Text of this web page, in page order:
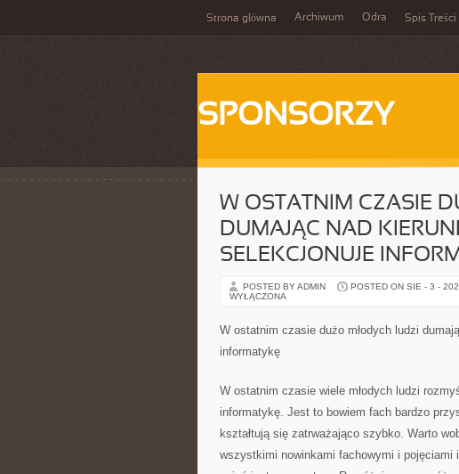
Strona główna Archiwum Odra Spis Treści
SPONSORZY
W OSTATNIM CZASIE
DUMAJĄC NAD
SELEKCJONUJE
POSTED BY ADMIN POSTED ON SIE - 3 -
WYŁĄCZONA
W ostatnim czasie dużo młodych ludzi
informatykę
W ostatnim czasie wiele młodych ludzi
informatykę. Jest to bowiem fach bardzo
kształtują się zatrważająco szybko. Warto
wszystkimi nowinkami fachowymi i